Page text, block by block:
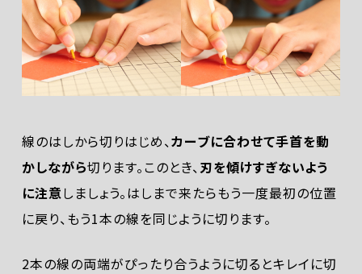
線のはしから切りはじめ、カーブに合わせて手首を動
かしながら切ります。このとき、 刃を傾けすぎないよう
に注意しましょう。はしまで来たらもう一度最初の位置
に戻り、もう1本の線を同じように切ります。
2本の線の両端がぴったり合うように切るとキレイに切